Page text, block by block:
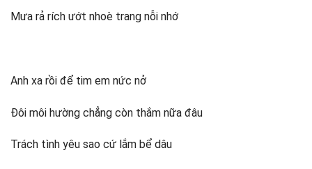
Mưa rả rích ướt nhoè trang nỗi nhớ
Anh xa rồi để tim em nức nở
Đôi môi hường chẳng còn thắm nữa đâu
Trách tình yêu sao cứ lắm bể dâu